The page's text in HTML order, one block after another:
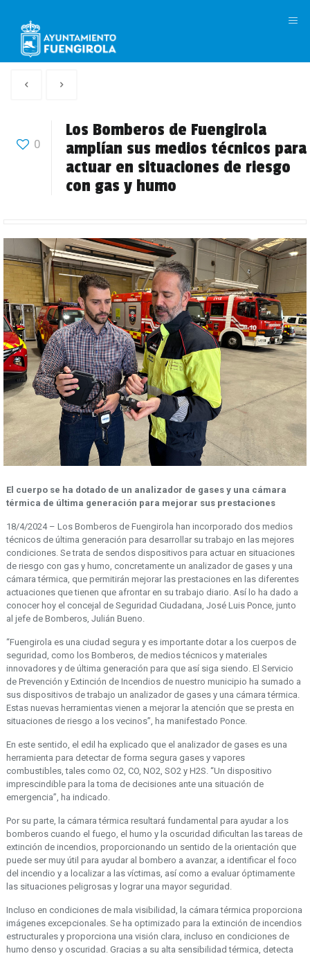
anterior
0
Los Bomberos de Fuengirola
amplían sus medios técnicos para
actuar en situaciones de riesgo
con gas y humo
El cuerpo se ha dotado de un analizador de gases y una cámara
térmica de última generación para mejorar sus prestaciones
18/4/2024 – Los Bomberos de Fuengirola han incorporado dos medios
técnicos de última generación para desarrollar su trabajo en las mejores
condiciones. Se trata de sendos dispositivos para actuar en situaciones
de riesgo con gas y humo, concretamente un analizador de gases y una
cámara térmica, que permitirán mejorar las prestaciones en las diferentes
actuaciones que tienen que afrontar en su trabajo diario. Así lo ha dado a
conocer hoy el concejal de Seguridad Ciudadana, José Luis Ponce, junto
al jefe de Bomberos, Julián Bueno.
“Fuengirola es una ciudad segura y es importante dotar a los cuerpos de
seguridad, como los Bomberos, de medios técnicos y materiales
innovadores y de última generación para que así siga siendo. El Servicio
de Prevención y Extinción de Incendios de nuestro municipio ha sumado a
sus dispositivos de trabajo un analizador de gases y una cámara térmica.
Estas nuevas herramientas vienen a mejorar la atención que se presta en
situaciones de riesgo a los vecinos”, ha manifestado Ponce.
En este sentido, el edil ha explicado que el analizador de gases es una
herramienta para detectar de forma segura gases y vapores
combustibles, tales como O2, CO, NO2, SO2 y H2S. “Un dispositivo
imprescindible para la toma de decisiones ante una situación de
emergencia”, ha indicado.
Por su parte, la cámara térmica resultará fundamental para ayudar a los
bomberos cuando el fuego, el humo y la oscuridad dificultan las tareas de
extinción de incendios, proporcionando un sentido de la orientación que
puede ser muy útil para ayudar al bombero a avanzar, a identificar el foco
del incendio y a localizar a las víctimas, así como a evaluar óptimamente
las situaciones peligrosas y lograr una mayor seguridad.
Incluso en condiciones de mala visibilidad, la cámara térmica proporciona
imágenes excepcionales. Se ha optimizado para la extinción de incendios
estructurales y proporciona una visión clara, incluso en condiciones de
humo denso y oscuridad. Gracias a su alta sensibilidad térmica, detecta